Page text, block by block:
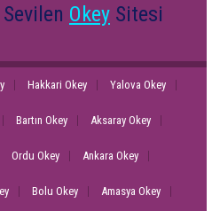
Sevilen Okey Sitesi
Hakkari Okey Yalova Okey
Bartın Okey Aksaray Okey
Ordu Okey Ankara Okey
Bolu Okey Amasya Okey